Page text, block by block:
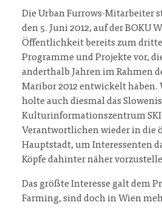
Die Urban Furrows-Mitarbeiter
den 5. Juni 2012, auf der BOKU
Öffentlichkeit bereits zum
Programme und Projekte vor,
anderthalb Jahren im Rahmen
Maribor 2012 entwickelt haben.
holte auch diesmal das
Kulturinformationszentrum
Verantwortlichen wieder in die
Hauptstadt, um Interessenten
Köpfe dahinter näher
Das größte Interesse galt dem
Farming, sind doch in Wien